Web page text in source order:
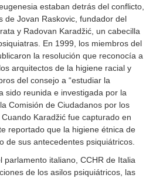
estaban detrás del conflicto,
de Jovan Raskovic, fundador del
y Radovan Karadžić, un cabecilla
En 1999, los miembros del
la resolución que reconocía a
arquitectos de la higiene racial y
del consejo a “estudiar la
sido reunida e investigada por la
Comisión de Ciudadanos por los
Karadžić fue capturado en
reportado que la higiene étnica de
de sus antecedentes psiquiátricos.
parlamento italiano, CCHR de Italia
de los asilos psiquiátricos, las